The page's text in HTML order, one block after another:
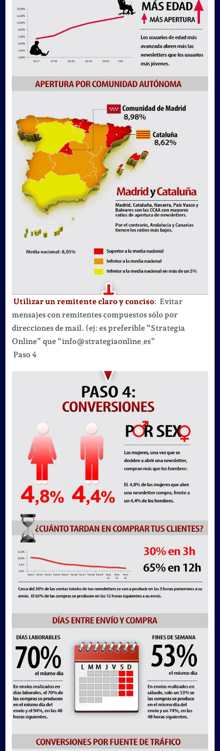
Utilizar un remitente claro y conciso: Evitar
mensajes con remitentes compuestos sólo por
direcciones de mail. (ej: es preferible “Strategia
Online” que “info@strategiaonline.es”
Paso 4